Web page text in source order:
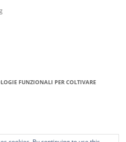
FUNZIONALI PER COLTIVARE